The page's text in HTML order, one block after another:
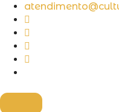
para
conteúdo